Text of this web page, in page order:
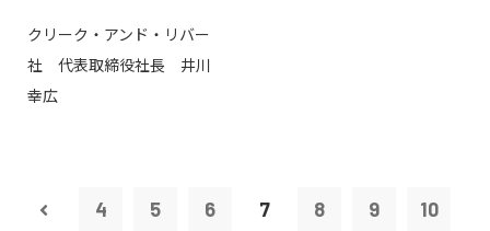
クリーク・アンド・リバー
社 代表取締役社長 井川
幸広
4 5 6 7 8 9 10